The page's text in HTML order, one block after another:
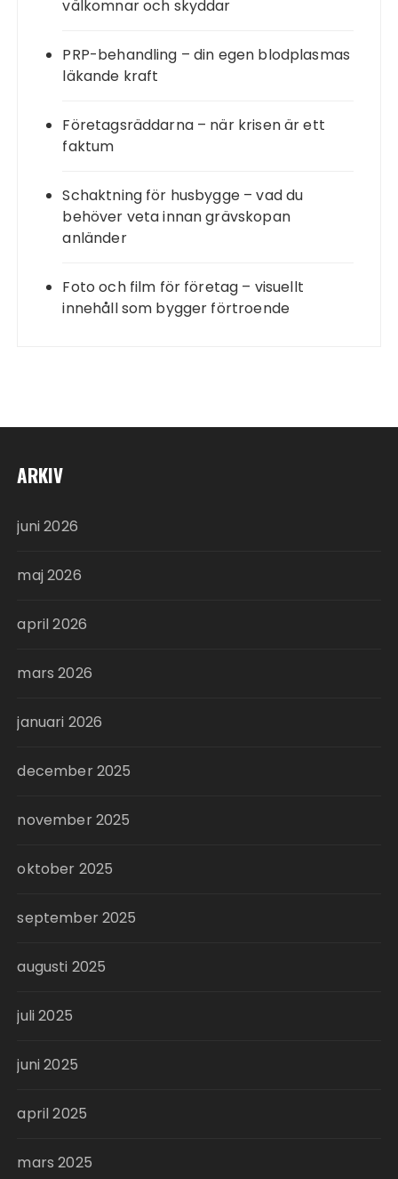
välkomnar och skyddar
PRP-behandling – din egen blodplasmas
läkande kraft
Företagsräddarna – när krisen är ett
faktum
Schaktning för husbygge – vad du
behöver veta innan grävskopan
anländer
Foto och film för företag – visuellt
innehåll som bygger förtroende
ARKIV
juni 2026
maj 2026
april 2026
mars 2026
januari 2026
december 2025
november 2025
oktober 2025
september 2025
augusti 2025
juli 2025
juni 2025
april 2025
mars 2025